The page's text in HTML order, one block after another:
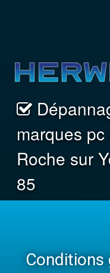
Accueil
Vous êtes un
Vous êtes un
marques
Roche sur
85
Conditions